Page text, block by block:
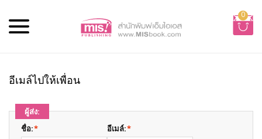
0
อีเมล์ไปให้เพื่อน
ผู้ส่ง:
*
ชื่อ: *
อีเมล์: